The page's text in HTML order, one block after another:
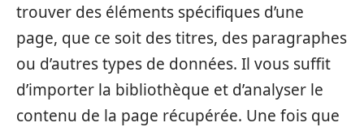
trouver des éléments spécifiques d’une
page, que ce soit des titres, des paragraphes
ou d’autres types de données. Il vous suffit
d’importer la bibliothèque et d’analyser le
contenu de la page récupérée. Une fois que